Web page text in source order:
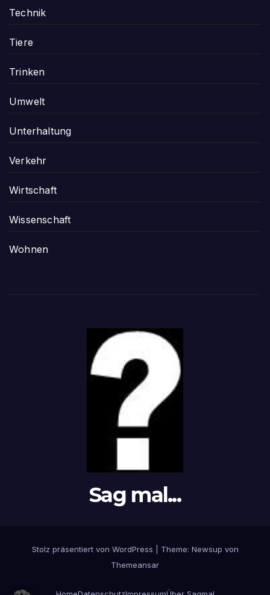
Technik
Tiere
Trinken
Umwelt
Unterhaltung
Verkehr
Wirtschaft
Wissenschaft
Wohnen
Sag mal...
Stolz präsentiert von WordPress
Theme: Newsup von
Themeansar